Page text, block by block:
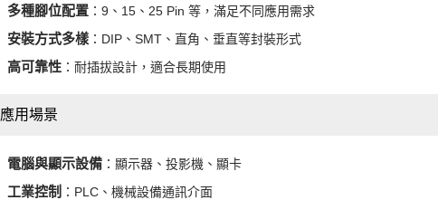
多種腳位配置：9、15、25 Pin 等，滿足不同應用需求
安裝方式多樣：DIP、SMT、直角、垂直等封裝形式
高可靠性：耐插拔設計，適合長期使用
應用場景
電腦與顯示設備：顯示器、投影機、顯卡
工業控制 ：PLC、機械設備通訊介面